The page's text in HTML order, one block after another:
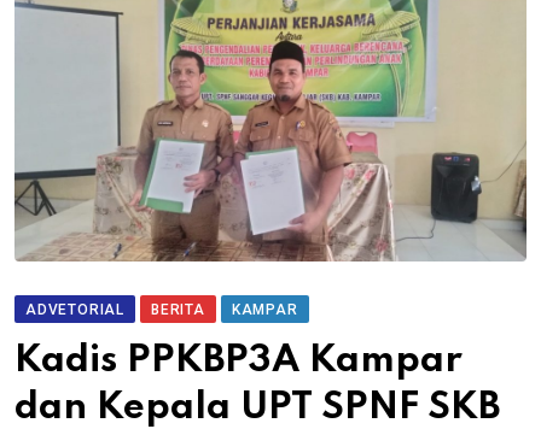
ADVETORIAL BERITA KAMPAR
Kadis PPKBP3A Kampar
dan Kepala UPT SPNF SKB